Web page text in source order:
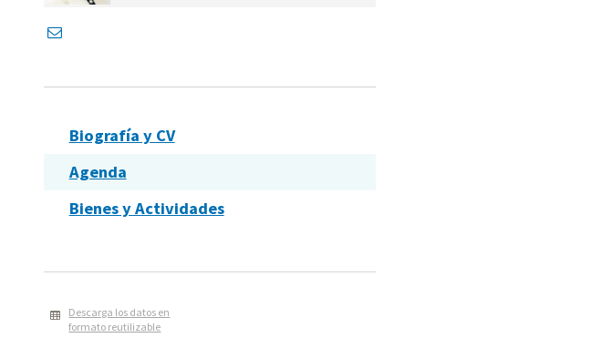
Biografía y CV
Agenda
Bienes y Actividades
Descarga los datos en
formato reutilizable